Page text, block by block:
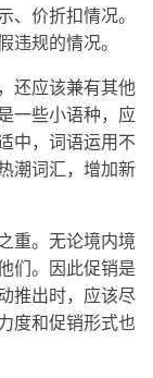
、价折扣情况。
违规的情况。
还应该兼有其他
一些小语种，应
中，词语运用不
潮词汇，增加新
重。无论境内境
们。因此促销是
推出时，应该尽
度和促销形式也